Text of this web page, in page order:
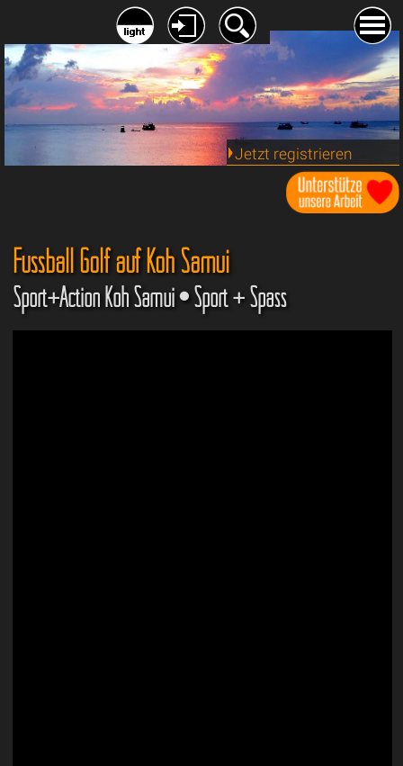
Jetzt registrieren
Fussball Golf auf Koh Samui
Sport+Action Koh Samui • Sport + Spass